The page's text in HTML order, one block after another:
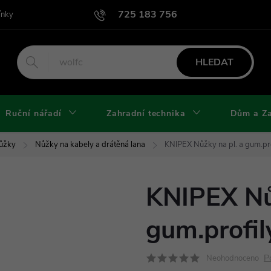
725 183 756
Podmínky užití webu Podmínky ochrany osobních údajů a
HLEDAT
Ruční nářadí Zahradní technika Dům a
Nůžky na kabely a drátěná lana KNIPEX Nůžky na pl. a
KNIPEX
Neohodnoceno